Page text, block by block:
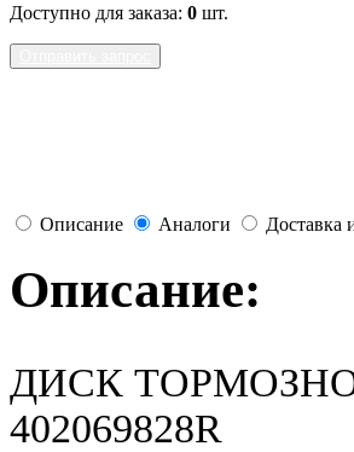
Доступно для заказа: 0 шт.
Описание Аналоги Доставка
Описание:
ДИСК
402069828R